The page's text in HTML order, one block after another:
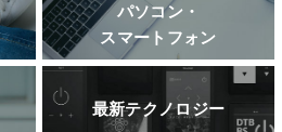
パソコン・
スマートフォン
最新テクノロジー